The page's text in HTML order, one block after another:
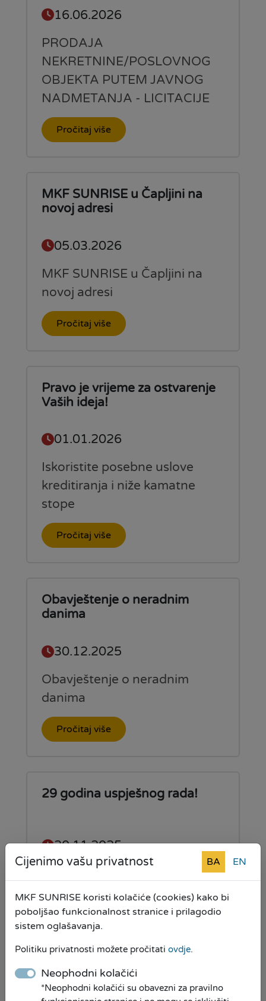
16.06.2026
PRODAJA
NEKRETNINE/POSLOVNOG
OBJEKTA PUTEM JAVNOG
NADMETANJA - LICITACIJE
Pročitaj više
MKF SUNRISE u Čapljini na
novoj adresi
05.03.2026
MKF SUNRISE u Čapljini na
novoj adresi
Pročitaj više
Pravo je vrijeme za ostvarenje
Vaših ideja!
01.01.2026
Iskoristite posebne uslove
kreditiranja i niže kamatne
stope
Pročitaj više
Obavještenje o neradnim
danima
30.12.2025
Obavještenje o neradnim
danima
Pročitaj više
29 godina uspješnog rada!
20.11.2025
Mikrokreditna fondacija
SUNRISE obilježava 29 godina
uspješnog poslovanja
Cijenimo vašu privatnost BA EN
MKF SUNRISE koristi kolačiće (cookies) kako bi
poboljšao funkcionalnost stranice i prilagodio
sistem oglašavanja.
Politiku privatnosti možete pročitati ovdje.
Neophodni kolačići
*Neophodni kolačići su obavezni za pravilno